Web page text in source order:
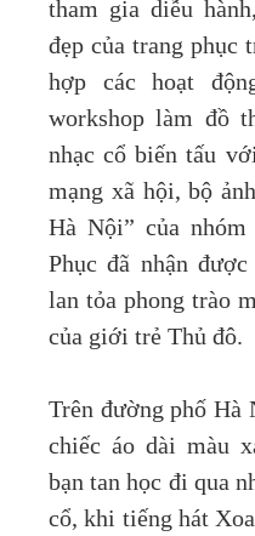
tham gia diễu
đẹp của trang phục
hợp các hoạt
workshop làm đồ
nhạc cổ biến tấu
mạng xã hội, bộ
Hà Nội” của
Phục đã nhận
lan tỏa phong trào
của giới trẻ Thủ đô.
Trên đường phố Hà
chiếc áo dài màu
bạn tan học đi qua
cổ, khi tiếng hát